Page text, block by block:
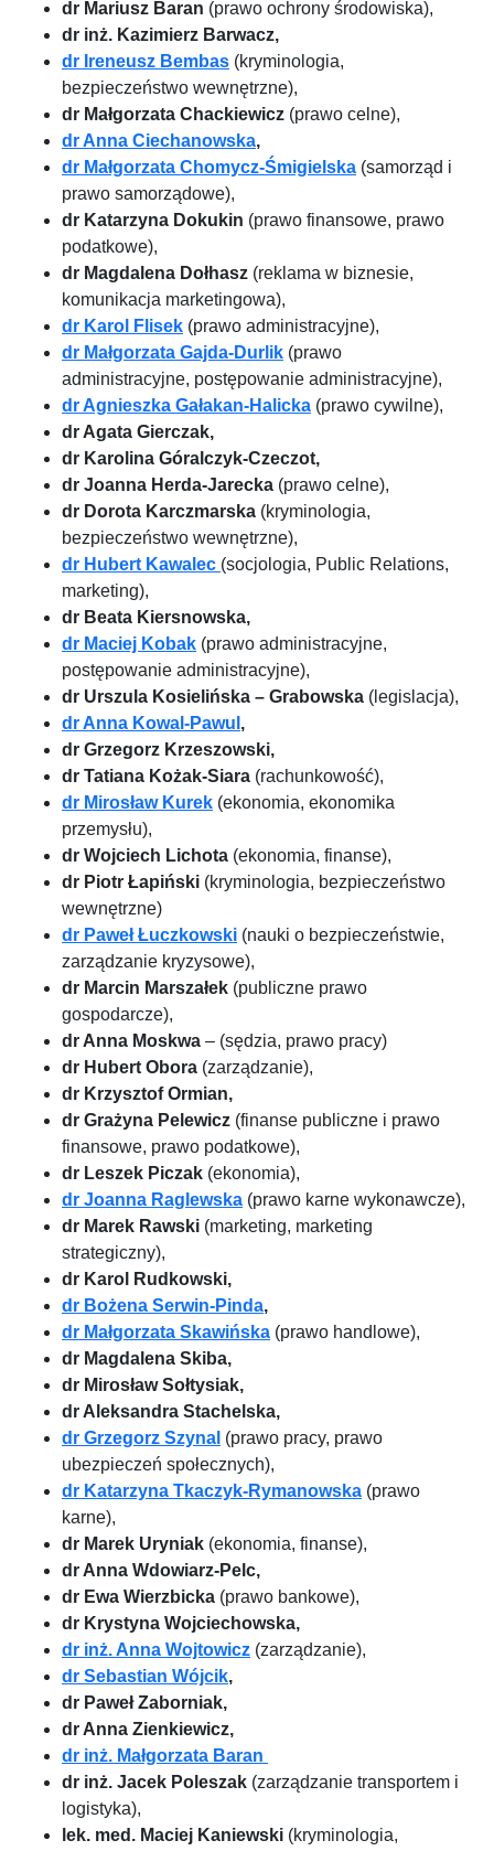
dr Mariusz Baran (prawo ochrony środowiska),
dr inż. Kazimierz Barwacz,
dr Ireneusz Bembas (kryminologia,
bezpieczeństwo wewnętrzne),
dr Małgorzata Chackiewicz (prawo celne),
dr Anna Ciechanowska,
dr Małgorzata Chomycz-Śmigielska (samorząd i
prawo samorządowe),
dr Katarzyna Dokukin (prawo finansowe, prawo
podatkowe),
dr Magdalena Dołhasz (reklama w biznesie,
komunikacja marketingowa),
dr Karol Flisek (prawo administracyjne),
dr Małgorzata Gajda-Durlik (prawo
administracyjne, postępowanie administracyjne),
dr Agnieszka Gałakan-Halicka (prawo cywilne),
dr Agata Gierczak,
dr Karolina Góralczyk-Czeczot,
dr Joanna Herda-Jarecka (prawo celne),
dr Dorota Karczmarska (kryminologia,
bezpieczeństwo wewnętrzne),
dr Hubert Kawalec (socjologia, Public Relations,
marketing),
dr Beata Kiersnowska,
dr Maciej Kobak (prawo administracyjne,
postępowanie administracyjne),
dr Urszula Kosielińska – Grabowska (legislacja),
dr Anna Kowal-Pawul ,
dr Grzegorz Krzeszowski,
dr Tatiana Kożak-Siara (rachunkowość),
dr Mirosław Kurek (ekonomia, ekonomika
przemysłu),
dr Wojciech Lichota (ekonomia, finanse),
dr Piotr Łapiński (kryminologia, bezpieczeństwo
wewnętrzne)
dr Paweł Łuczkowski (nauki o bezpieczeństwie,
zarządzanie kryzysowe),
dr Marcin Marszałek (publiczne prawo
gospodarcze),
dr Anna Moskwa – (sędzia, prawo pracy)
dr Hubert Obora (zarządzanie),
dr Krzysztof Ormian,
dr Grażyna Pelewicz (finanse publiczne i prawo
finansowe, prawo podatkowe),
dr Leszek Piczak (ekonomia),
dr Joanna Raglewska (prawo karne wykonawcze),
dr Marek Rawski (marketing, marketing
strategiczny),
dr Karol Rudkowski,
dr Bożena Serwin-Pinda,
dr Małgorzata Skawińska (prawo handlowe),
dr Magdalena Skiba,
dr Mirosław Sołtysiak,
dr Aleksandra Stachelska,
dr Grzegorz Szynal (prawo pracy, prawo
ubezpieczeń społecznych),
dr Katarzyna Tkaczyk-Rymanowska (prawo
karne),
dr Marek Uryniak (ekonomia, finanse),
dr Anna Wdowiarz-Pelc,
dr Ewa Wierzbicka (prawo bankowe),
dr Krystyna Wojciechowska,
dr inż. Anna Wojtowicz (zarządzanie),
dr Sebastian Wójcik,
dr Paweł Zaborniak,
dr Anna Zienkiewicz,
dr inż. Małgorzata Baran
dr inż. Jacek Poleszak (zarządzanie transportem i
logistyka),
lek. med. Maciej Kaniewski (kryminologia,